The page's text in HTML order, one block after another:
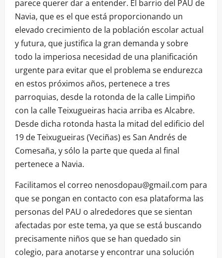
parece querer dar a entender. El barrio del PAU de
Navia, que es el que está proporcionando un
elevado crecimiento de la población escolar actual
y futura, que justifica la gran demanda y sobre
todo la imperiosa necesidad de una planificación
urgente para evitar que el problema se endurezca
en estos próximos años, pertenece a tres
parroquias, desde la rotonda de la calle Limpiño
con la calle Teixugueiras hacia arriba es Alcabre.
Desde dicha rotonda hasta la mitad del edificio del
19 de Teixugueiras (Veciñas) es San Andrés de
Comesaña, y sólo la parte que queda al final
pertenece a Navia.
Facilitamos el correo nenosdopau@gmail.com para
que se pongan en contacto con esa plataforma las
personas del PAU o alrededores que se sientan
afectadas por este tema, ya que se está buscando
precisamente niños que se han quedado sin
colegio, para anotarse y encontrar una solución